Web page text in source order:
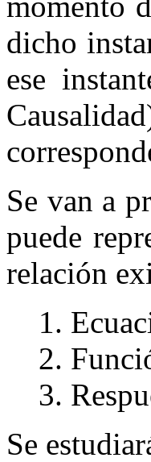
dicho
ese
Se van a
puede
relación
Se